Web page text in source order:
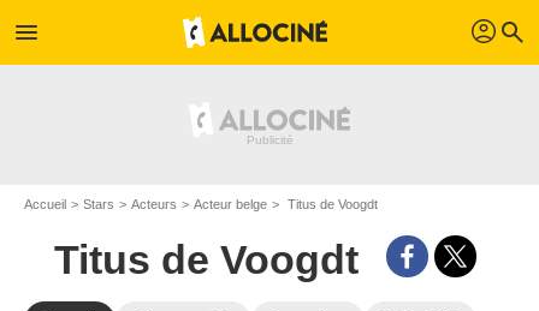
menu profil search
Accueil Stars Acteurs Acteur belge Titus de Voogdt
Titus de Voogdt